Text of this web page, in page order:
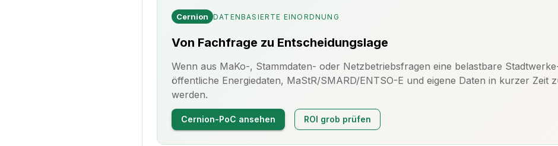
Cernion DATENBASIERTE EINORDNUNG
Von Fachfrage zu Entscheidungslage
Wenn aus MaKo-, Stammdaten- oder Netzbetriebsfragen eine belastbare
öffentliche Energiedaten, MaStR/SMARD/ENTSO-E und eigene Daten in kurzer Zeit
werden.
Cernion-PoC ansehen ROI grob prüfen